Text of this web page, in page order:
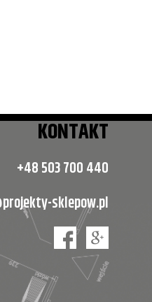
KONTAKT
+48 503 700 440
sklepow.pl